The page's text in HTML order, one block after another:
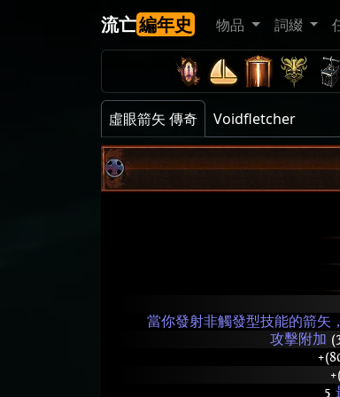
流亡編年史 物品 詞綴
虛眼箭矢 傳奇
Voidfletcher
當你發射非觸發型技能的箭矢
攻擊附加
5